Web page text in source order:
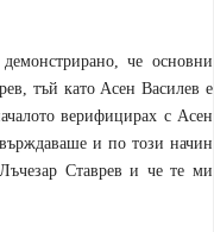
че основни
тъй като Асен Василев е
верифицирах с Асен
и по този начин
Ставрев и че те ми